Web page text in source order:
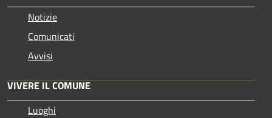
Notizie
Comunicati
Avvisi
VIVERE IL COMUNE
Luoghi